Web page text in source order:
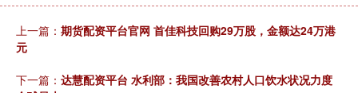
上一篇： 期货配资平台官网 首佳科技回购29万股，金额达24万港
元
下一篇： 达慧配资平台 水利部：我国改善农村人口饮水状况力度